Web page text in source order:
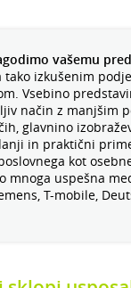
vašemu
izkušenim
Vsebino
način z manjšim
glavnino
in praktični
kot
mnoga uspešna
T-mobile,